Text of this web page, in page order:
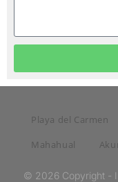
Playa del Carmen
Mahahual
© 2026 Copyright -